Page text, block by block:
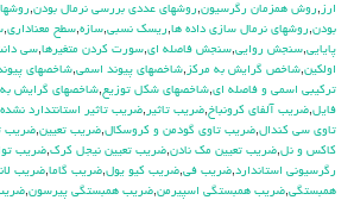
ارز ,روش همزمان رگرسيون,روشهاي عددي بررسي نرمال بودن,
بودن,روشهاي نرمال سازي داده ها,ريسك نسبي,سازه,سطح معناداري,
پايايي,سنجش روايي,سنجش فاصله اي,سورت كردن متغيرها,سي
اولكين,شاخص گرايش به مركز ,شاخصهاي پيوند اسمي,شاخصهاي
تركيبي اسمي و فاصله اي,شاخصهاي شكل توزيع,شاخصهاي گرايش به
فايل,ضريب آلفاي کرونباخ,ضريب تاثير ,ضريب تاثير استانتدارد نشده
تاوي سي كندال,ضريب تاوي گودمن و كروسكال,ضريب تعيين,ضريب
كاكس و نل,ضريب تعيين مك نادن,ضريب تعيين نيجل كرك,ضريب
رگرسيوني استاندارد,ضريب في,ضريب كيو يول,ضريب گاما,ضريب
همبستگي,ضريب همبستگي اسپيرمن,ضريب همبستگي پيرسون,